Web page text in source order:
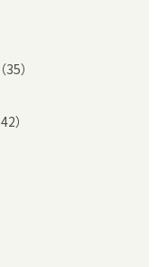
）
）